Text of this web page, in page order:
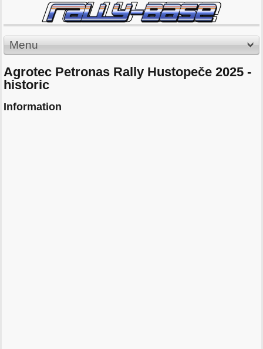
Menu
Agrotec Petronas Rally Hustopeče 2025 -
historic
Information